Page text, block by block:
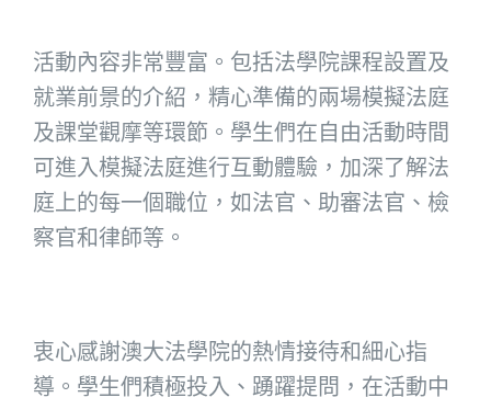
活動內容非常豐富。包括法學院課程設置及
就業前景的介紹，精心準備的兩場模擬法庭
及課堂觀摩等環節。學生們在自由活動時間
可進入模擬法庭進行互動體驗，加深了解法
庭上的每一個職位，如法官、助審法官、檢
察官和律師等。
衷心感謝澳大法學院的熱情接待和細心指
導。學生們積極投入、踴躍提問，在活動中